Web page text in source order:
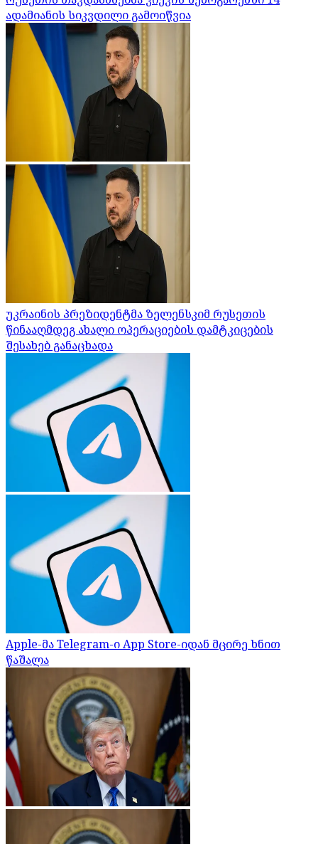
ადამიანის სიკვდილი გამოიწვია
უკრაინის პრეზიდენტმა ზელენსკიმ რუსეთის
წინააღმდეგ ახალი ოპერაციების დამტკიცების
შესახებ განაცხადა
Apple-მა Telegram-ი App Store-იდან მცირე ხნით
წაშალა